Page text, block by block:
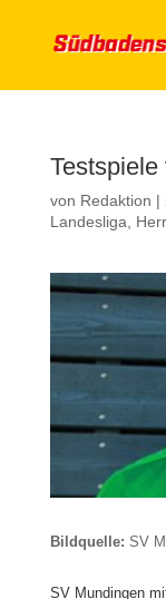
von Redaktion |
Landesliga
Bildquelle: SV
SV Mundingen